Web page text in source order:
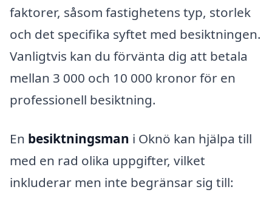
faktorer, såsom fastighetens typ, storlek
och det specifika syftet med besiktningen.
Vanligtvis kan du förvänta dig att betala
mellan 3 000 och 10 000 kronor för en
professionell besiktning.
En besiktningsman i Oknö kan hjälpa till
med en rad olika uppgifter, vilket
inkluderar men inte begränsar sig till: